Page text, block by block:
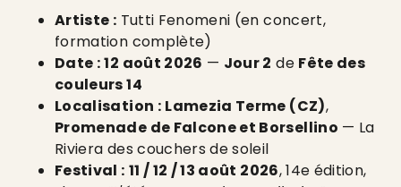
Artiste : Tutti Fenomeni (en concert,
formation complète)
Date :12 août 2026 — Jour 2 de Fête des
couleurs 14
Localisation : Lamezia Terme (CZ),
Promenade de Falcone et Borsellino — La
Riviera des couchers de soleil
Festival : 11 / 12 / 13 août 2026, 14e édition,